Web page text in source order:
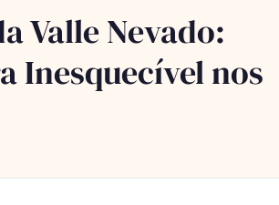
Valle Nevado:
Inesquecível nos